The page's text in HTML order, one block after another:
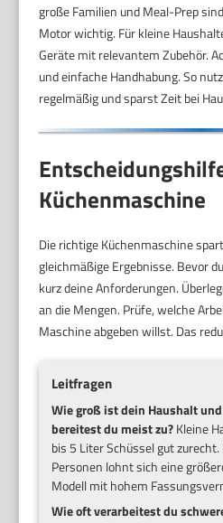
große Familien und Meal-Prep
Motor wichtig. Für kleine
Geräte mit relevantem Zubehör.
und einfache Handhabung. So
regelmäßig und sparst Zeit bei
Küchenmaschine
Die richtige Küchenmaschine
gleichmäßige Ergebnisse. Bevor
kurz deine Anforderungen.
an die Mengen. Prüfe, welche
Maschine abgeben willst. Das
Leitfragen
Wie groß ist dein Haushalt
bereitest du meist zu?Kleine
bis 5 Liter Schüssel gut
Personen lohnt sich eine
Modell mit hohem
Wie oft verarbeitest du